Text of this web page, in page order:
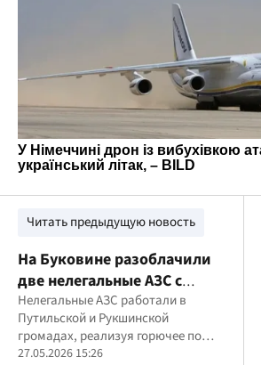
Читать предыдущую новость
На Буковине разоблачили
две нелегальные АЗС с
суррогатным дизтопливом
на более миллиона гривен
Нелегальные АЗС работали в
Путильской и Рукшинской
громадах, реализуя горючее по
ценам ниже рыночных
27.05.2026 15:26